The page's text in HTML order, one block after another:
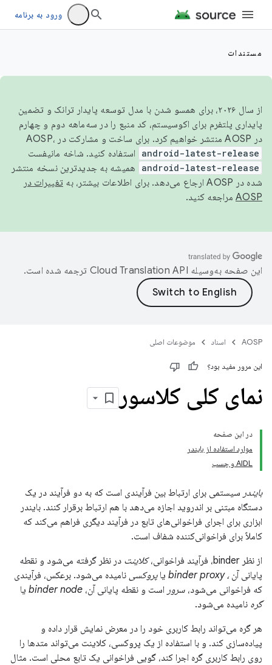
ورود به برنامه
مستندات
از سال ۲۰۲۶، برای همسو شدن با مدل توسعه پایدار ترانک و تضمین
پایداری پلتفرم برای اکوسیستم، کد منبع را در سه‌ماهه دوم و چهارم
در AOSP منتشر خواهیم کرد. برای ساخت و مشارکت در AOSP،
android-latest-release استفاده کنید. شاخه مانیفست
android-latest-release
همیشه به جدیدترین نسخه منتشر
شده در AOSP ارجاع می‌دهد. برای اطلاعات بیشتر، به
تغییرات در
AOSP مراجعه کنید.
این صفحه به‌وسیله ترجمه شده است.
AOSP اسناد موضوعات اصلی
این مرور مفید بود؟
نمای کلی کلاسور
در این صفحه
موارد استفاده از بایندر
AIDL و چسب
بایندر سیستمی برای ارتباط بین فرآیندی است که به دو فرآیند در یک
دستگاه مبتنی بر اندروید اجازه می‌دهد با هم ارتباط برقرار کنند. بایندر
ابزاری برای اجرای فراخوانی‌های تابع در فرآیند دیگری فراهم می‌کند که
کاملاً برای فراخوانی‌کننده شفاف است.
از نظر binder، فرآیند فراخوانی،
کلاینت در نظر گرفته می‌شود و نقطه
پایانی آن، binder proxy یاپروکسی نامیده می‌شود. برعکس، فرآیندی
که فراخوانی می‌شود، سرور است و نقطه پایانی آن، binder node یا
گره نامیده می‌شود.
هر گره می‌تواند رابط کاربری خود را در معرض نمایش قرار داده و
پیاده‌سازی کند. و با استفاده از یک پروکسی، کلاینت می‌تواند متدها را
روی رابط کاربری گره اجرا کند، گویی فراخوانی یک تابع محلی است. مثال